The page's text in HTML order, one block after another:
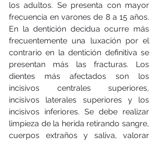
los adultos. Se presenta con mayor
frecuencia en varones de 8 a 15 años.
En la dentición decidua ocurre más
frecuentemente una luxación por el
contrario en la dentición definitiva se
presentan más las fracturas. Los
dientes más afectados son los
incisivos centrales superiores,
incisivos laterales superiores y los
incisivos inferiores. Se debe realizar
limpieza de la herida retirando sangre,
cuerpos extraños y saliva, valorar